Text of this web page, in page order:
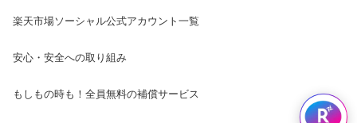
楽天市場ソーシャル公式アカウント一覧
安心・安全への取り組み
もしもの時も！全員無料の補償サービス